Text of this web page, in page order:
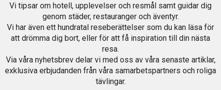
Vi tipsar om hotell, upplevelser och resmål samt guidar dig
genom städer, restauranger och äventyr.
Vi har även ett hundratal reseberättelser som du kan läsa för
att drömma dig bort, eller för att få inspiration till din nästa
resa.
Via våra nyhetsbrev delar vi med oss av våra senaste artiklar,
exklusiva erbjudanden från våra samarbetspartners och roliga
tävlingar.